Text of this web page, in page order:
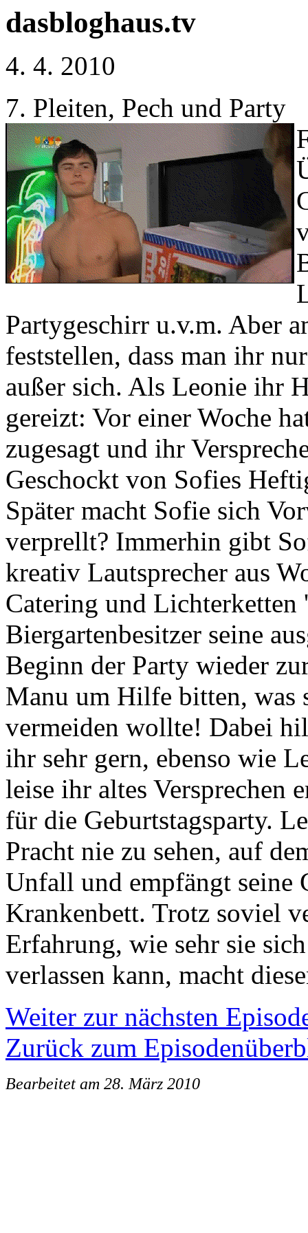
dasbloghaus.tv
4. 4. 2010
7. Pleiten, Pech und Party
Partygeschirr u.v.m. Aber
feststellen, dass man ihr
außer sich. Als Leonie ihr
gereizt: Vor einer Woche
zugesagt und ihr
Geschockt von Sofies
Später macht Sofie sich
verprellt? Immerhin gibt
kreativ Lautsprecher aus
Catering und
Biergartenbesitzer seine
Beginn der Party wieder
Manu um Hilfe bitten, was
vermeiden wollte! Dabei
ihr sehr gern, ebenso wie
leise ihr altes Versprechen
für die Geburtstagsparty.
Pracht nie zu sehen, auf
Unfall und empfängt seine
Krankenbett. Trotz soviel
Erfahrung, wie sehr sie
verlassen kann, macht
Weiter zur nächsten
Zurück zum
Bearbeitet am 28. März 2010